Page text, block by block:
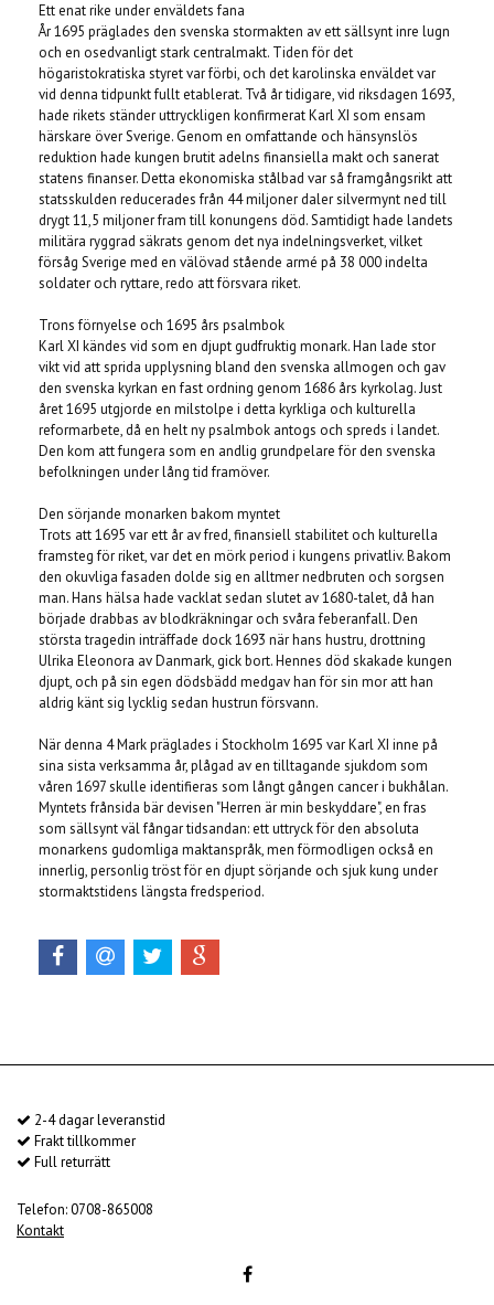
Ett enat rike under enväldets fana
År 1695 präglades den svenska stormakten av ett sällsynt inre lugn
och en osedvanligt stark centralmakt. Tiden för det
högaristokratiska styret var förbi, och det karolinska enväldet var
vid denna tidpunkt fullt etablerat. Två år tidigare, vid riksdagen 1693,
hade rikets ständer uttryckligen konfirmerat Karl XI som ensam
härskare över Sverige. Genom en omfattande och hänsynslös
reduktion hade kungen brutit adelns finansiella makt och sanerat
statens finanser. Detta ekonomiska stålbad var så framgångsrikt att
statsskulden reducerades från 44 miljoner daler silvermynt ned till
drygt 11,5 miljoner fram till konungens död. Samtidigt hade landets
militära ryggrad säkrats genom det nya indelningsverket, vilket
försåg Sverige med en välövad stående armé på 38 000 indelta
soldater och ryttare, redo att försvara riket.
Trons förnyelse och 1695 års psalmbok
Karl XI kändes vid som en djupt gudfruktig monark. Han lade stor
vikt vid att sprida upplysning bland den svenska allmogen och gav
den svenska kyrkan en fast ordning genom 1686 års kyrkolag. Just
året 1695 utgjorde en milstolpe i detta kyrkliga och kulturella
reformarbete, då en helt ny psalmbok antogs och spreds i landet.
Den kom att fungera som en andlig grundpelare för den svenska
befolkningen under lång tid framöver.
Den sörjande monarken bakom myntet
Trots att 1695 var ett år av fred, finansiell stabilitet och kulturella
framsteg för riket, var det en mörk period i kungens privatliv. Bakom
den okuvliga fasaden dolde sig en alltmer nedbruten och sorgsen
man. Hans hälsa hade vacklat sedan slutet av 1680-talet, då han
började drabbas av blodkräkningar och svåra feberanfall. Den
största tragedin inträffade dock 1693 när hans hustru, drottning
Ulrika Eleonora av Danmark, gick bort. Hennes död skakade kungen
djupt, och på sin egen dödsbädd medgav han för sin mor att han
aldrig känt sig lycklig sedan hustrun försvann.
När denna 4 Mark präglades i Stockholm 1695 var Karl XI inne på
sina sista verksamma år, plågad av en tilltagande sjukdom som
våren 1697 skulle identifieras som långt gången cancer i bukhålan.
Myntets frånsida bär devisen "Herren är min beskyddare", en fras
som sällsynt väl fångar tidsandan: ett uttryck för den absoluta
monarkens gudomliga maktanspråk, men förmodligen också en
innerlig, personlig tröst för en djupt sörjande och sjuk kung under
stormaktstidens längsta fredsperiod.
2-4 dagar leveranstid
Frakt tillkommer
Full returrätt
Telefon: 0708-865008
Kontakt